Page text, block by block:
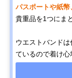
パスポートや紙
貴重品を1つにま
ウエストバンド
ているので着け心